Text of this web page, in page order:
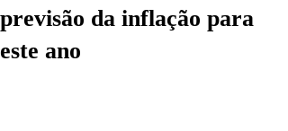
previsão da inflação para
este ano